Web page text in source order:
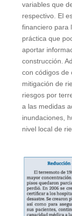
variables que
respectivo. El
financiero para
práctica que
aportar
construcción.
con códigos de
mitigación de
riesgos por
a las medidas
inundaciones,
nivel local de